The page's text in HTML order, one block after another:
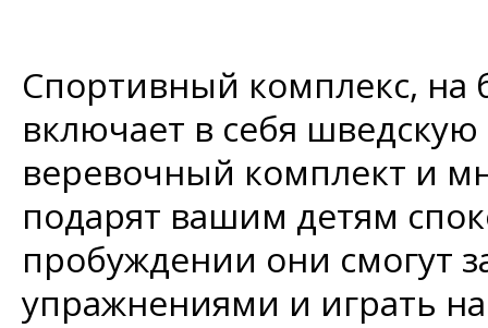
Спортивный комплекс, на
включает в себя
веревочный комплект и
подарят вашим детям
пробуждении они смогут
упражнениями и играть